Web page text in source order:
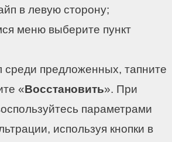
в левую сторону;
меню выберите пункт
предложенных, тапните
«Восстановить». При
параметрами
используя кнопки в